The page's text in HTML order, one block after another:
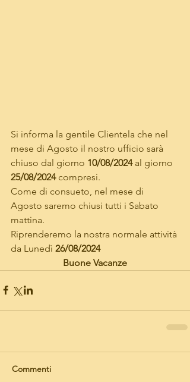
Si informa la gentile Clientela che nel
mese di Agosto il nostro ufficio sarà
chiuso dal giorno 10/08/2024 al giorno
25/08/2024 compresi.
Come di consueto, nel mese di
Agosto saremo chiusi tutti i Sabato
mattina.
Riprenderemo la nostra normale attività
da Lunedì 26/08/2024
Buone Vacanze
Commenti